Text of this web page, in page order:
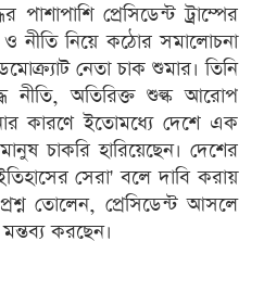
পাশাপাশি প্রেসিডেন্ট ট্রাম্পের
ও নীতি নিয়ে কঠোর সমালোচনা
নেতা চাক শুমার। তিনি
নীতি, অতিরিক্ত শুল্ক আরোপ
কারণে ইতোমধ্যে দেশে এক
চাকরি হারিয়েছেন। দেশের
সেরা' বলে দাবি করায়
তোলেন, প্রেসিডেন্ট আসলে
করছেন।